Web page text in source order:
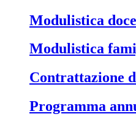
Modulistica
Modulistica
Contrattazione
Programma